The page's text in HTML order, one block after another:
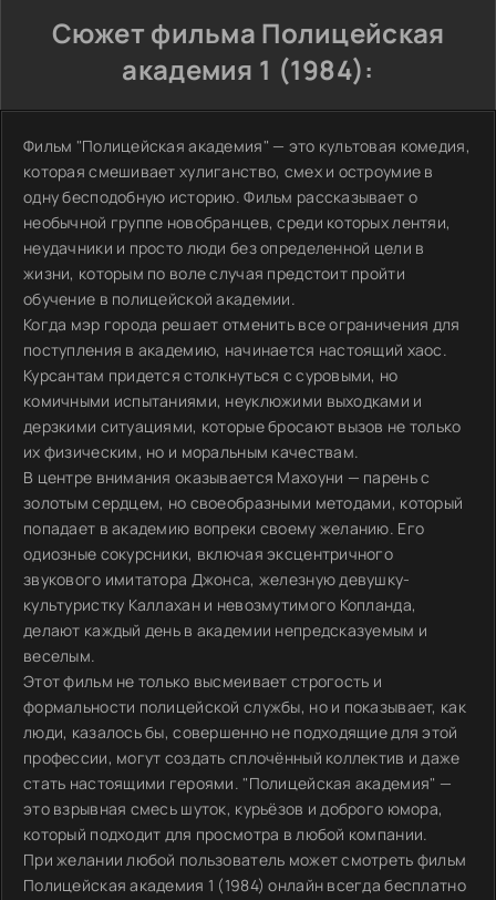
Сюжет фильма Полицейская
академия 1 (1984):
Фильм "Полицейская академия" — это культовая комедия,
которая смешивает хулиганство, смех и остроумие в
одну бесподобную историю. Фильм рассказывает о
необычной группе новобранцев, среди которых лентяи,
неудачники и просто люди без определенной цели в
жизни, которым по воле случая предстоит пройти
обучение в полицейской академии.
Когда мэр города решает отменить все ограничения для
поступления в академию, начинается настоящий хаос.
Курсантам придется столкнуться с суровыми, но
комичными испытаниями, неуклюжими выходками и
дерзкими ситуациями, которые бросают вызов не только
их физическим, но и моральным качествам.
В центре внимания оказывается Махоуни — парень с
золотым сердцем, но своеобразными методами, который
попадает в академию вопреки своему желанию. Его
одиозные сокурсники, включая эксцентричного
звукового имитатора Джонса, железную девушку-
культуристку Каллахан и невозмутимого Копланда,
делают каждый день в академии непредсказуемым и
веселым.
Этот фильм не только высмеивает строгость и
формальности полицейской службы, но и показывает, как
люди, казалось бы, совершенно не подходящие для этой
профессии, могут создать сплочённый коллектив и даже
стать настоящими героями. "Полицейская академия" —
это взрывная смесь шуток, курьёзов и доброго юмора,
который подходит для просмотра в любой компании.
При желании любой пользователь может смотреть фильм
Полицейская академия 1 (1984) онлайн всегда бесплатно